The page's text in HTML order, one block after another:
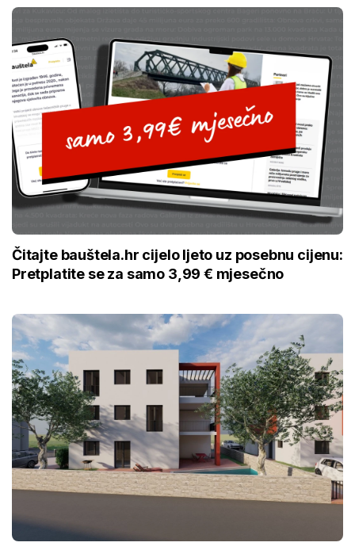
Čitajte bauštela.hr cijelo ljeto uz posebnu cijenu:
Pretplatite se za samo 3,99 € mjesečno